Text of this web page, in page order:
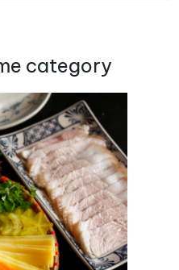
category